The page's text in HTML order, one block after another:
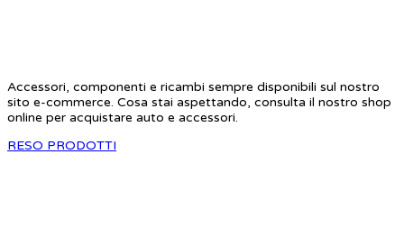
Accessori, componenti e ricambi sempre disponibili sul nostro
sito e-commerce. Cosa stai aspettando, consulta il nostro shop
online per acquistare auto e accessori.
RESO PRODOTTI